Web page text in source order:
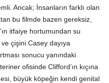
Ancak; İnsanların farklı olan
bu filmde bazen gereksiz,
itfaiye hortumundan su
çişini Casey dayıya
sonucu yanındaki
ofisinde Clifford’ın kıçına
büyük köpeğin kendi genital